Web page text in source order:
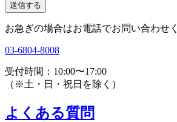
送信する
お急ぎの場合はお電話でお問い合わせ
03-6804-8008
受付時間：10:00〜17:00
（※土・日・祝日を除く）
よくある質問